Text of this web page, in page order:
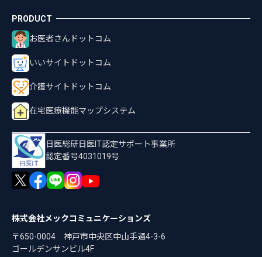
お医者さんドットコム
いいサイトドットコム
介護サイトドットコム
在宅医療機能マップシステム
日医総研日医IT認定サポート事業所
認定番号4031019号
株式会社メックコミュニケーションズ
〒650-0004 神戸市中央区中山手通4-3-6
ゴールデンサンビル4F